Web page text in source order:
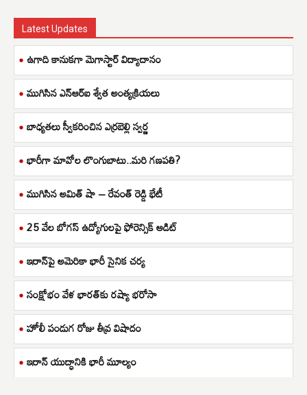
Latest Updates
ఉగాది కానుకగా మెగాస్టార్ విద్యాదానం
ముగిసిన ఎన్ఆర్ఐ శ్వేత అంత్యక్రియలు
బాధ్యతలు స్వీకరించిన ఎర్రబెల్లి స్వర్ణ
భారీగా మావోల లొంగుబాటు..మరి గణపతి?
ముగిసిన అమిత్ షా – రేవంత్ రెడ్డి భేటీ
25 వేల బోగస్ ఉద్యోగులపై ఫోరెన్సిక్ ఆడిట్
ఇరాన్‌పై అమెరికా భారీ సైనిక చర్య
సంక్షోభం వేళ భారత్‌కు రష్యా భరోసా
హోలీ పండుగ రోజు తీవ్ర విషాదం
ఇరాన్ యుద్ధానికి భారీ మూల్యం